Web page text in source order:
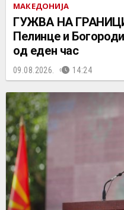
МАКЕДОНИЈА
ГУЖВА НА
Пелинце и
од еден час
09.08.2026. 14:24